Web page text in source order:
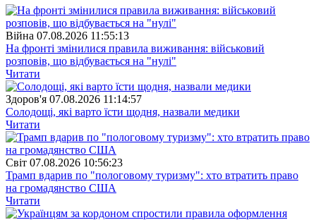
Війна 07.08.2026 11:55:13
На фронті змінилися правила виживання: військовий
розповів, що відбувається на "нулі"
Читати
Здоров'я 07.08.2026 11:14:57
Солодощі, які варто їсти щодня, назвали медики
Читати
Свiт 07.08.2026 10:56:23
Трамп вдарив по "пологовому туризму": хто втратить право
на громадянство США
Читати